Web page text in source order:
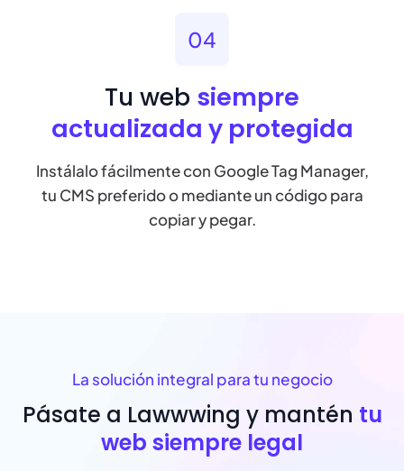
04
Tu web siempre
actualizada y protegida
Instálalo fácilmente con Google Tag Manager,
tu CMS preferido o mediante un código para
copiar y pegar.
La solución integral para tu negocio
Pásate a Lawwwing y mantén tu
web siempre legal